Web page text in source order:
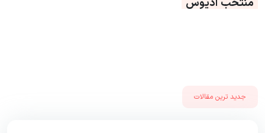
منتخب آدیوس
جدید ترین مقالات